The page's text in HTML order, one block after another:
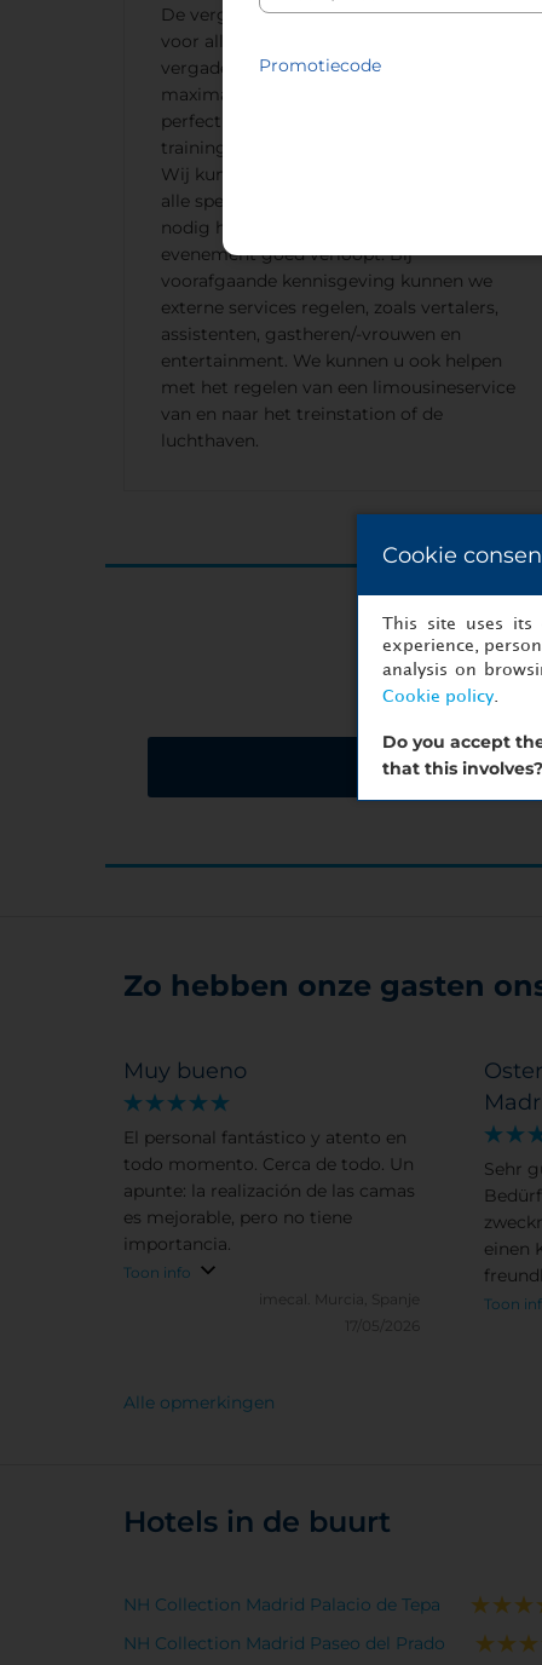
De vergaderruimte in NH Atocha is ideaal
voor allerlei speciale evenementen. De
vergaderruimte heeft capaciteit voor
maximaal 20 personen en is daarom
perfect voor evenementen zoals
trainingssessies en kleine vergaderingen.
Wij kunnen helpen met het regelen van
alle speciale services of apparatuur die u
nodig heeft om te zorgen dat uw
evenement goed verloopt. Bij
voorafgaande kennisgeving kunnen we
externe services regelen, zoals vertalers,
assistenten, gastheren/-vrouwen en
entertainment. We kunnen u ook helpen
met het regelen van een limousineservice
van en naar het treinstation of de
luchthaven.
U bent
Vraag een offerte
Zo hebben onze gasten
Muy bueno
El personal fantástico y atento en
todo momento. Cerca de todo. Un
apunte: la realización de las camas
es mejorable, pero no tiene
importancia.
Toon info
imecal.
Murcia, Spanje
17/05/2026
Sehr
einen
allem
Toon
Alle opmerkingen
Hotels in de buurt
NH Collection Madrid Palacio de Tepa
NH Collection Madrid Paseo del Prado
Promotiecode
Cookie
This site uses its
experience,
analysis on
Cookie policy.
Do you accept
that this involves?